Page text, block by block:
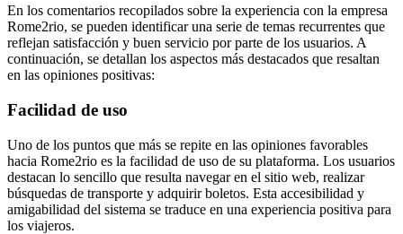
En los comentarios recopilados sobre la experiencia con la empresa
Rome2rio, se pueden identificar una serie de temas recurrentes que
reflejan satisfacción y buen servicio por parte de los usuarios. A
continuación, se detallan los aspectos más destacados que resaltan
en las opiniones positivas:
Facilidad de uso
Uno de los puntos que más se repite en las opiniones favorables
hacia Rome2rio es la facilidad de uso de su plataforma. Los usuarios
destacan lo sencillo que resulta navegar en el sitio web, realizar
búsquedas de transporte y adquirir boletos. Esta accesibilidad y
amigabilidad del sistema se traduce en una experiencia positiva para
los viajeros.